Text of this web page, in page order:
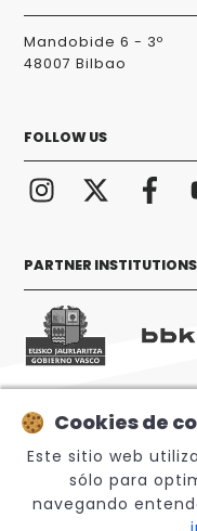
Mandobide 6 - 3º
48007 Bilbao
FOLLOW US
PARTNER INSTITUTIONS
© 2026 Sabino
Cookies de
Este sitio web
sólo para
navegando